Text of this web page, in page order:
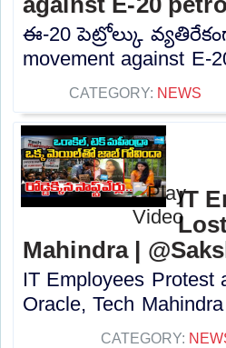
ఈ-20 పెట్రోల్కు
movement against E-
CATEGORY: NEWS
IT
Mahindra |
IT Employees Protest
Oracle, Tech
CATEGORY: